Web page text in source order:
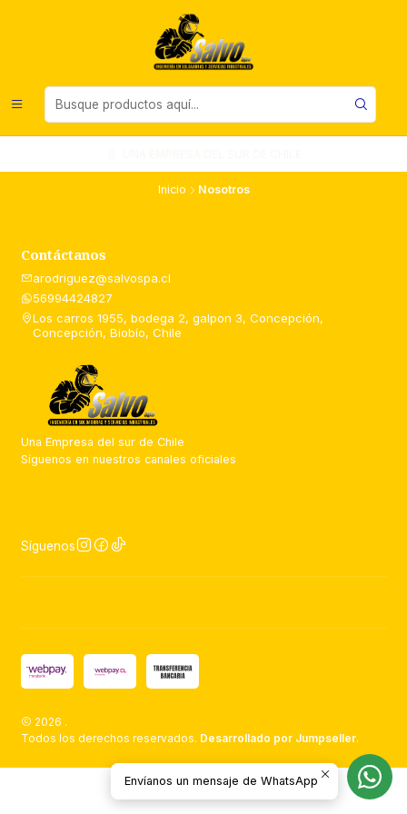
Inicio Nosotros
Contáctanos
arodriguez@salvospa.cl
56994424827
Los carros 1955, bodega 2, galpon 3, Concepción,
Concepción, Biobío, Chile
Una Empresa del sur de Chile
Síguenos en nuestros canales oficiales
Síguenos
2026 .
Todos los derechos reservados. Desarrollado por Jumpseller.
Envíanos un mensaje de WhatsApp